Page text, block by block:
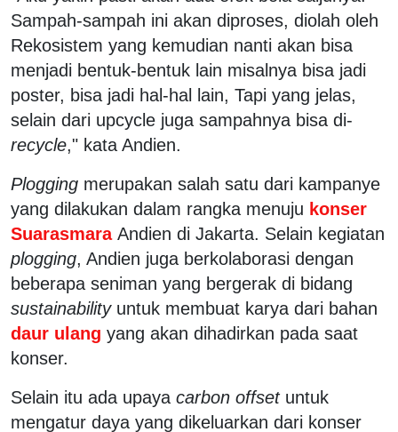
Sampah-sampah ini akan diproses, diolah oleh
Rekosistem yang kemudian nanti akan bisa
menjadi bentuk-bentuk lain misalnya bisa jadi
poster, bisa jadi hal-hal lain, Tapi yang jelas,
selain dari upcycle juga sampahnya bisa di-
recycle," kata Andien.
Plogging merupakan salah satu dari kampanye
yang dilakukan dalam rangka menuju konser
Suarasmara Andien di Jakarta. Selain kegiatan
plogging, Andien juga berkolaborasi dengan
beberapa seniman yang bergerak di bidang
sustainabilityuntuk membuat karya dari bahan
daur ulang yang akan dihadirkan pada saat
konser.
Selain itu ada upaya carbon offsetuntuk
mengatur daya yang dikeluarkan dari konser